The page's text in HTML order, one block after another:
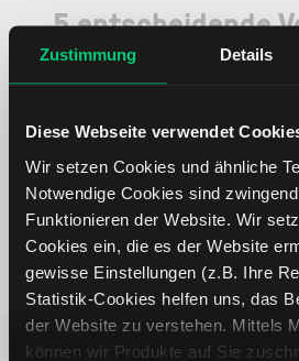
Zustimmung Details
Diese Webseite verwendet
Wir setzen Cookies und ähnliche
Notwendige Cookies sind
Funktionieren der Website. Wir
Cookies ein, die es der Website
gewisse Einstellungen (z.B. Ihre
Statistik-Cookies helfen uns, das
der Website zu verstehen. Mittels
können wir Produkte auf Sie
5 entscheidende
Online Broker
Weltweites
Beliebt ETR:PLUN